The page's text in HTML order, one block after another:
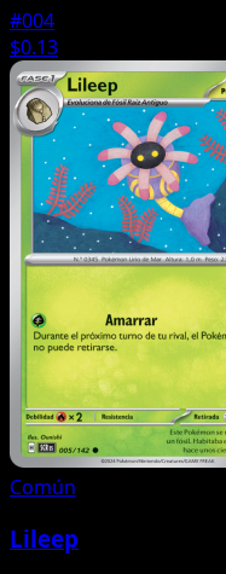
#004
$0.13
Común
Lileep